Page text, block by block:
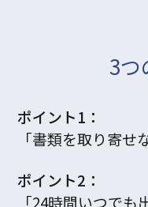
3つ
ポイント1：
「書類を取り寄せ
ポイント2：
「24時間いつでも